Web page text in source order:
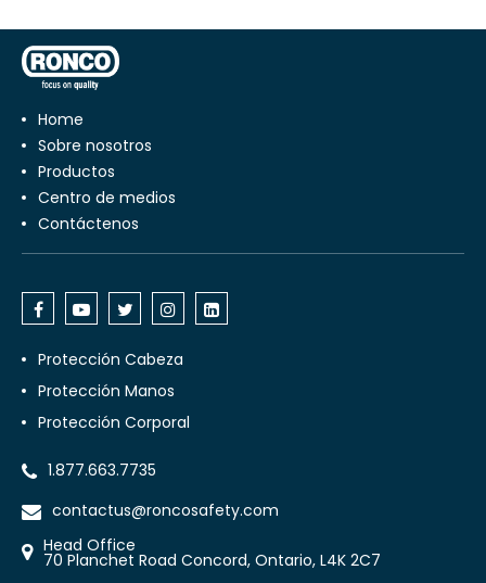
Home
Sobre nosotros
Productos
Centro de medios
Contáctenos
Protección Cabeza
Protección Manos
Protección Corporal
1.877.663.7735
contactus@roncosafety.com
Head Office
70 Planchet Road Concord, Ontario, L4K 2C7